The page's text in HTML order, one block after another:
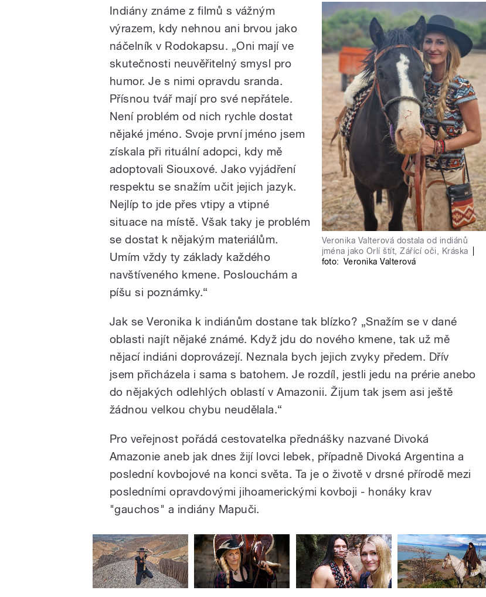
Veronika Valterová dostala od indiánů
jména jako Orlí štít, Zářící oči, Kráska
foto: Veronika Valterová
Indiány známe z filmů s vážným
výrazem, kdy nehnou ani brvou jako
náčelník v Rodokapsu. „Oni mají ve
skutečnosti neuvěřitelný smysl pro
humor. Je s nimi opravdu sranda.
Přísnou tvář mají pro své nepřátele.
Není problém od nich rychle dostat
nějaké jméno. Svoje první jméno jsem
získala při rituální adopci, kdy mě
adoptovali Siouxové. Jako vyjádření
respektu se snažím učit jejich jazyk.
Nejlíp to jde přes vtipy a vtipné
situace na místě. Však taky je problém
se dostat k nějakým materiálům.
Umím vždy ty základy každého
navštíveného kmene. Poslouchám a
píšu si poznámky.“
Jak se Veronika k indiánům dostane tak blízko? „Snažím se v dané
oblasti najít nějaké známé. Když jdu do nového kmene, tak už mě
nějací indiáni doprovázejí. Neznala bych jejich zvyky předem. Dřív
jsem přicházela i sama s batohem. Je rozdíl, jestli jedu na prérie anebo
do nějakých odlehlých oblastí v Amazonii. Žijum tak jsem asi ještě
žádnou velkou chybu neudělala.“
Pro veřejnost pořádá cestovatelka přednášky nazvané Divoká
Amazonie aneb jak dnes žijí lovci lebek, případně Divoká Argentina a
poslední kovbojové na konci světa. Ta je o životě v drsné přírodě mezi
posledními opravdovými jihoamerickými kovboji - honáky krav
"gauchos" a indiány Mapuči.